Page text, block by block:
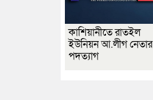
কাশিয়ানীতে রাতইল
ইউনিয়ন আ.লীগ নেতার
পদত্যাগ